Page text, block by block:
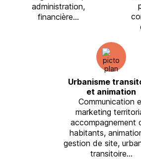
administration,
financière…
Urbanisme
et animation
Communication
marketing
accompagnement
habitants,
gestion de site,
transitoire…